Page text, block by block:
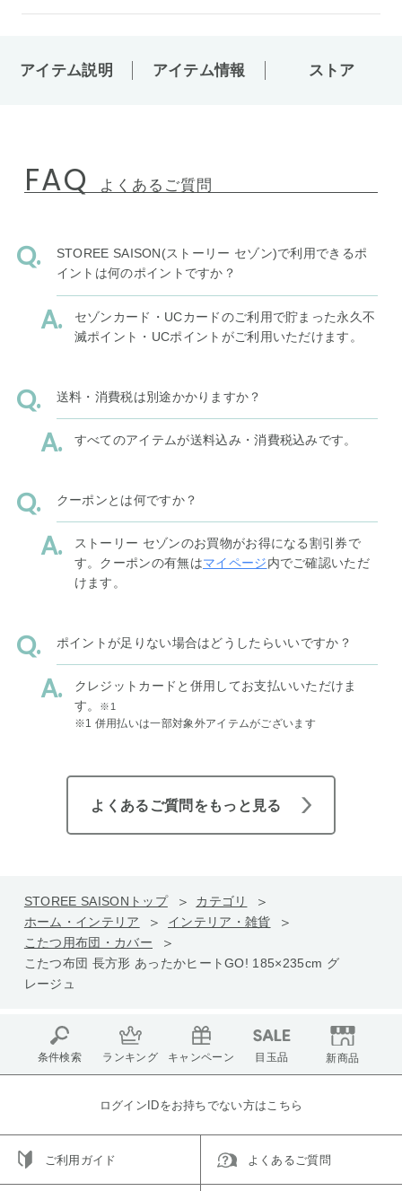
アイテム説明 アイテム情報 ストア
FAQ よくあるご質問
STOREE SAISON(ストーリー セゾン)で利用できるポ
イントは何のポイントですか？
セゾンカード・UCカードのご利用で貯まった永久不
滅ポイント・UCポイントがご利用いただけます。
送料・消費税は別途かかりますか？
すべてのアイテムが送料込み・消費税込みです。
クーポンとは何ですか？
ストーリー セゾンのお買物がお得になる割引券で
す。クーポンの有無はマイページ内でご確認いただ
けます。
ポイントが足りない場合はどうしたらいいですか？
クレジットカードと併用してお支払いいただけま
す。
※1
※1 併用払いは一部対象外アイテムがございます
よくあるご質問をもっと見る
STOREE SAISONトップ
カテゴリ
ホーム・インテリア
インテリア・雑貨
こたつ用布団・カバー
こたつ布団 長方形 あったかヒートGO! 185×235cm グ
レージュ
条件検索 ランキング キャンペーン 目玉品 新商品
ログインIDをお持ちでない方はこちら
ご利用ガイド よくあるご質問